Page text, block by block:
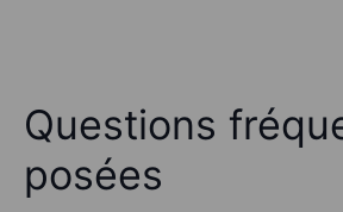
Questions
posées